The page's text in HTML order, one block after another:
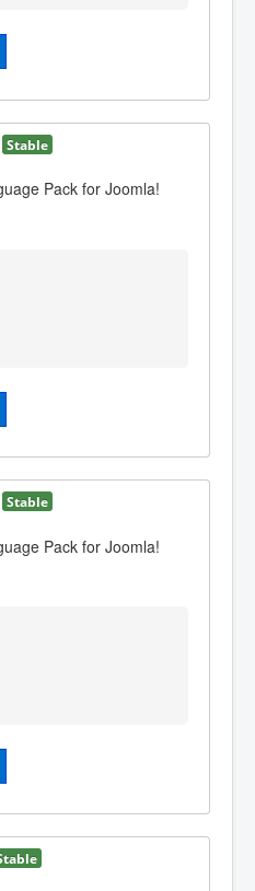
Stable
Pack for Joomla!
Stable
Pack for Joomla!